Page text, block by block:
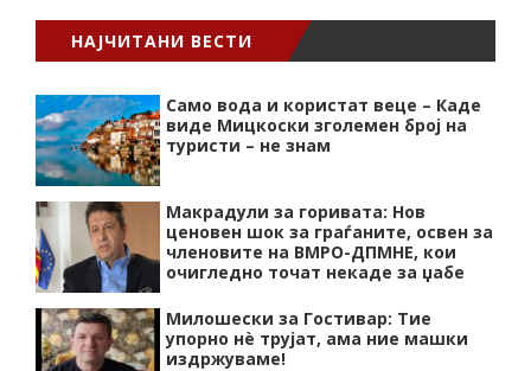
НАЈЧИТАНИ ВЕСТИ
Само вода и користат веце – Каде
виде Мицкоски зголемен број на
туристи – не знам
Макрадули за горивата: Нов
ценовен шок за граѓаните, освен за
членовите на ВМРО-ДПМНЕ, кои
очигледно точат некаде за џабе
Милошески за Гостивар: Тие
упорно нѐ трујат, ама ние машки
издржуваме!